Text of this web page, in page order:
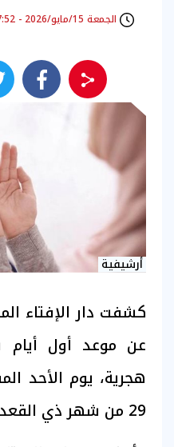
الجمعة 15/مايو/2026 - 07:52 م
أرشيفية
كشفت دار الإفتاء
29 من شهر ذي القعدة.